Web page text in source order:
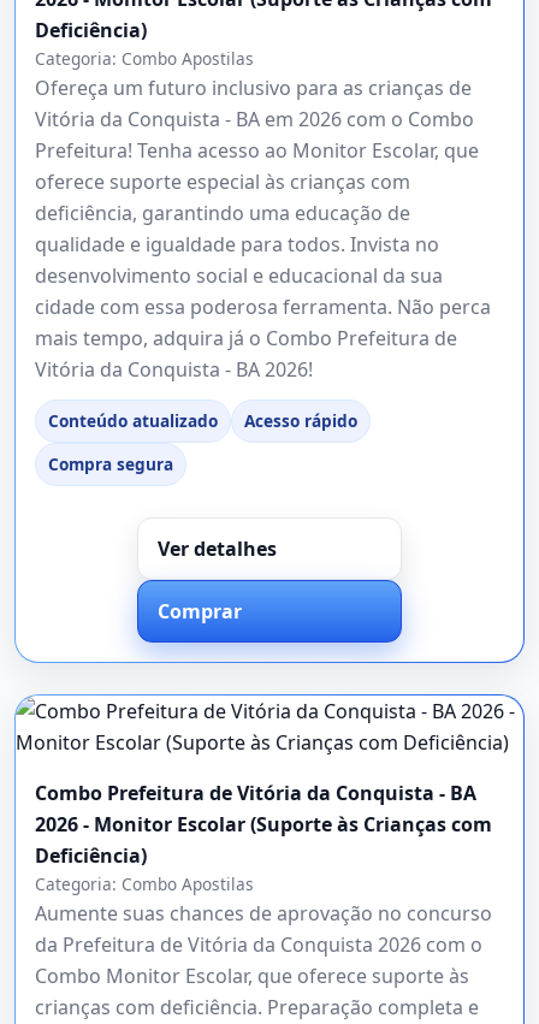
Deficiência)
Categoria: Combo Apostilas
Ofereça um futuro inclusivo para as crianças de
Vitória da Conquista - BA em 2026 com o Combo
Prefeitura! Tenha acesso ao Monitor Escolar, que
oferece suporte especial às crianças com
deficiência, garantindo uma educação de
qualidade e igualdade para todos. Invista no
desenvolvimento social e educacional da sua
cidade com essa poderosa ferramenta. Não perca
mais tempo, adquira já o Combo Prefeitura de
Vitória da Conquista - BA 2026!
Conteúdo atualizado
Acesso rápido
Compra segura
Ver detalhes
Comprar
Combo Prefeitura de Vitória da Conquista - BA
2026 - Monitor Escolar (Suporte às Crianças com
Deficiência)
Categoria: Combo Apostilas
Aumente suas chances de aprovação no concurso
da Prefeitura de Vitória da Conquista 2026 com o
Combo Monitor Escolar, que oferece suporte às
crianças com deficiência. Preparação completa e